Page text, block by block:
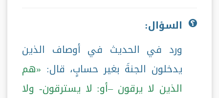
السؤال:
ورد في الحديث في أوصاف الذين
يدخلون الجنةَ بغير حسابٍ، قال:
هم
الذين لا يرقون –أو: لا يسترقون- ولا